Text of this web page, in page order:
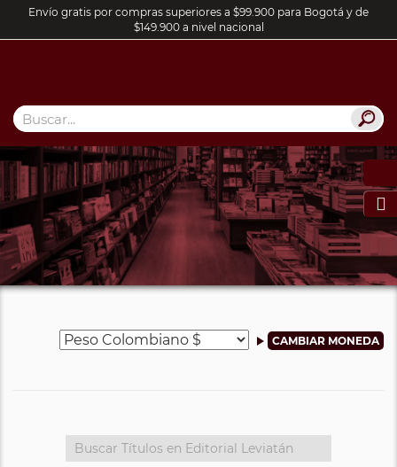
Envío gratis por compras superiores a $99.900 para Bogotá y de
$149.900 a nivel nacional
